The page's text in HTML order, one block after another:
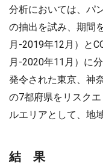
分析においては、パ
の抽出を試み、期間
月-2019年12月）と
月-2020年11月）に
発令された東京、神
の7都府県をリスク
ルエリアとして、地
結 果